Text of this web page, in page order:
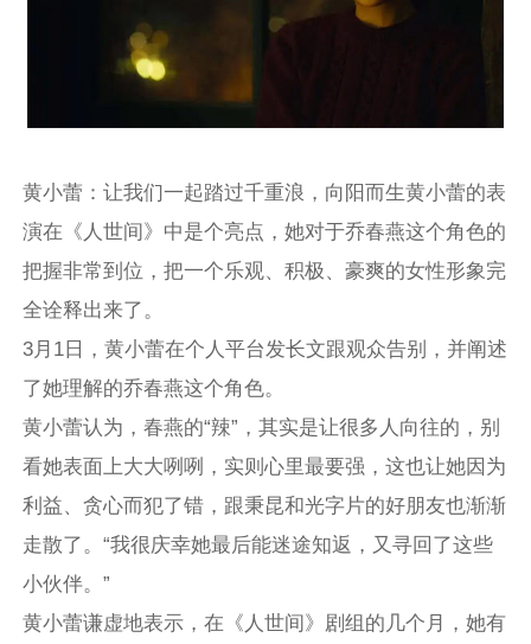
黄小蕾：让我们一起踏过千重浪，向阳而生黄小蕾的表
演在《人世间》中是个亮点，她对于乔春燕这个角色的
把握非常到位，把一个乐观、积极、豪爽的女性形象完
全诠释出来了。
3月1日，黄小蕾在个人平台发长文跟观众告别，并阐述
了她理解的乔春燕这个角色。
黄小蕾认为，春燕的“辣”，其实是让很多人向往的，别
看她表面上大大咧咧，实则心里最要强，这也让她因为
利益、贪心而犯了错，跟秉昆和光字片的好朋友也渐渐
走散了。“我很庆幸她最后能迷途知返，又寻回了这些
小伙伴。”
黄小蕾谦虚地表示，在《人世间》剧组的几个月，她有